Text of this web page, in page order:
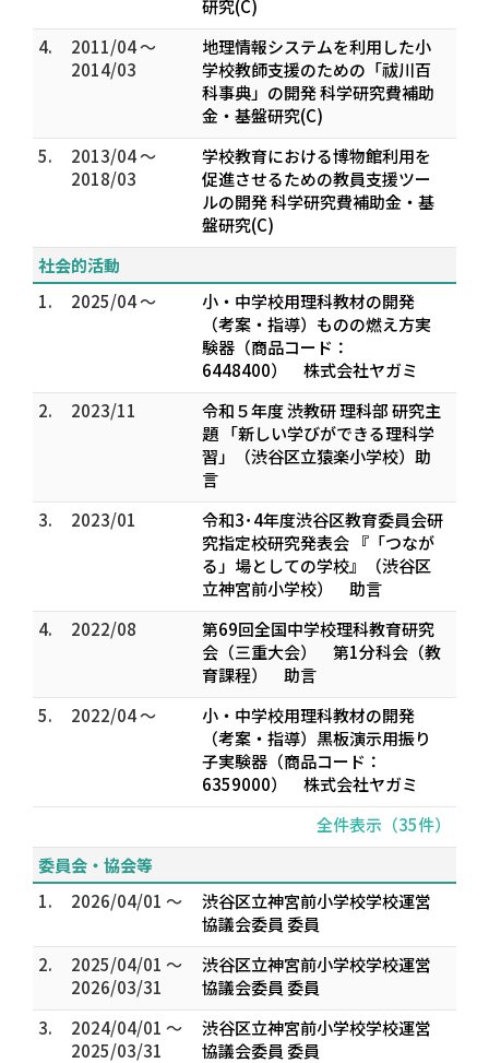
研究(C)
4.
2011/04 ～
2014/03
地理情報システムを利用した小
学校教師支援のための「祓川百
科事典」の開発 科学研究費補助
金・基盤研究(C)
5.
2013/04 ～
2018/03
学校教育における博物館利用を
促進させるための教員支援ツー
ルの開発 科学研究費補助金・基
盤研究(C)
社会的活動
1.
2025/04 ～
小・中学校用理科教材の開発
（考案・指導）ものの燃え方実
験器（商品コード：
6448400） 株式会社ヤガミ
2.
2023/11
令和５年度 渋教研 理科部 研究主
題 「新しい学びができる理科学
習」（渋谷区立猿楽小学校）助
言
3.
2023/01
令和3･4年度渋谷区教育委員会研
究指定校研究発表会 『「つなが
る」場としての学校』（渋谷区
立神宮前小学校） 助言
4.
2022/08
第69回全国中学校理科教育研究
会（三重大会） 第1分科会（教
育課程） 助言
5.
2022/04 ～
小・中学校用理科教材の開発
（考案・指導）黒板演示用振り
子実験器（商品コード：
6359000） 株式会社ヤガミ
全件表示（35件）
委員会・協会等
1.
2026/04/01 ～
渋谷区立神宮前小学校学校運営
協議会委員 委員
2.
2025/04/01 ～
2026/03/31
渋谷区立神宮前小学校学校運営
協議会委員 委員
3.
2024/04/01 ～
2025/03/31
渋谷区立神宮前小学校学校運営
協議会委員 委員